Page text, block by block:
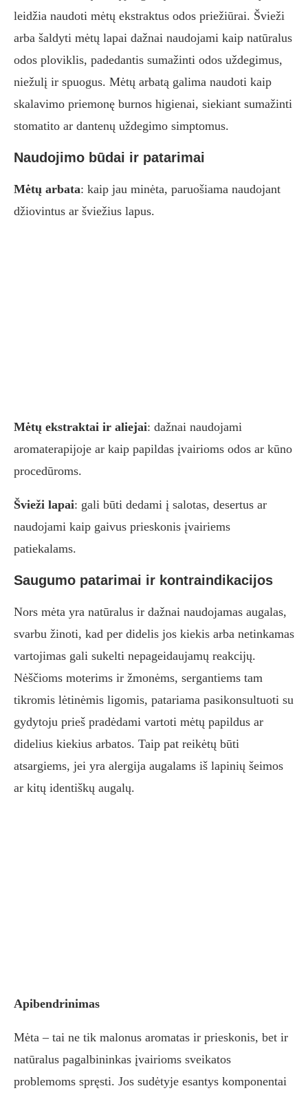
leidžia naudoti mėtų ekstraktus odos priežiūrai. Švieži
arba šaldyti mėtų lapai dažnai naudojami kaip natūralus
odos ploviklis, padedantis sumažinti odos uždegimus,
niežulį ir spuogus. Mėtų arbatą galima naudoti kaip
skalavimo priemonę burnos higienai, siekiant sumažinti
stomatito ar dantenų uždegimo simptomus.
Naudojimo būdai ir patarimai
Mėtų arbata: kaip jau minėta, paruošiama naudojant
džiovintus ar šviežius lapus.
Mėtų ekstraktai ir aliejai: dažnai naudojami
aromaterapijoje ar kaip papildas įvairioms odos ar kūno
procedūroms.
Švieži lapai: gali būti dedami į salotas, desertus ar
naudojami kaip gaivus prieskonis įvairiems
patiekalams.
Saugumo patarimai ir kontraindikacijos
Nors mėta yra natūralus ir dažnai naudojamas augalas,
svarbu žinoti, kad per didelis jos kiekis arba netinkamas
vartojimas gali sukelti nepageidaujamų reakcijų.
Nėščioms moterims ir žmonėms, sergantiems tam
tikromis lėtinėmis ligomis, patariama pasikonsultuoti su
gydytoju prieš pradėdami vartoti mėtų papildus ar
didelius kiekius arbatos. Taip pat reikėtų būti
atsargiems, jei yra alergija augalams iš lapinių šeimos
ar kitų identiškų augalų.
Apibendrinimas
Mėta – tai ne tik malonus aromatas ir prieskonis, bet ir
natūralus pagalbininkas įvairioms sveikatos
problemoms spręsti. Jos sudėtyje esantys komponentai